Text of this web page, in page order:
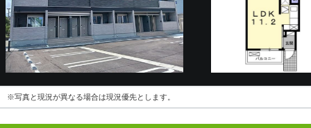
※写真と現況が異なる場合は現況優先とします。